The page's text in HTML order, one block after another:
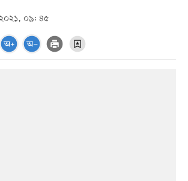
০৯: ৪৫